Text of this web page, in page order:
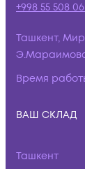
+998 55 508
Ташкент,
Время
ВАШ СКЛАД
Ташкент